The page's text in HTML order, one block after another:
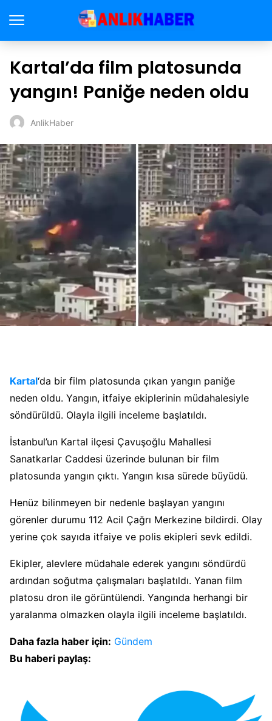
Kartal’da film platosunda
yangın! Paniğe neden oldu
AnlikHaber
Kartal‘da bir film platosunda çıkan yangın paniğe
neden oldu. Yangın, itfaiye ekiplerinin müdahalesiyle
söndürüldü. Olayla ilgili inceleme başlatıldı.
İstanbul’un Kartal ilçesi Çavuşoğlu Mahallesi
Sanatkarlar Caddesi üzerinde bulunan bir film
platosunda yangın çıktı. Yangın kısa sürede büyüdü.
Henüz bilinmeyen bir nedenle başlayan yangını
görenler durumu 112 Acil Çağrı Merkezine bildirdi. Olay
yerine çok sayıda itfaiye ve polis ekipleri sevk edildi.
Ekipler, alevlere müdahale ederek yangını söndürdü
ardından soğutma çalışmaları başlatıldı. Yanan film
platosu dron ile görüntülendi. Yangında herhangi bir
yaralanma olmazken olayla ilgili inceleme başlatıldı.
Daha fazla haber için: Gündem
Bu haberi paylaş: